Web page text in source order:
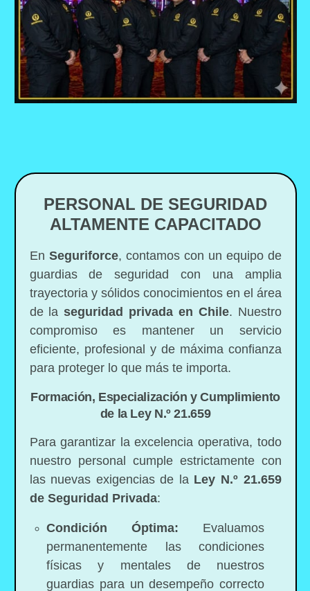
PERSONAL DE SEGURIDAD
ALTAMENTE CAPACITADO
En Seguriforce, contamos con un equipo de
guardias de seguridad con una amplia
trayectoria y sólidos conocimientos en el área
de laseguridad privada en Chile. Nuestro
compromiso es mantener un servicio
eficiente, profesional y de máxima confianza
para proteger lo que más te importa.
Formación, Especialización y Cumplimiento
de la Ley N.º 21.659
Para garantizar la excelencia operativa, todo
nuestro personal cumple estrictamente con
las nuevas exigencias de la Ley N.º 21.659
de Seguridad Privada:
Condición Óptima: Evaluamos
permanentemente las condiciones
físicas y mentales de nuestros
guardias para un desempeño correcto